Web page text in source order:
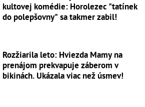
kultovej komédie: Horolezec "tatínek
do polepšovny" sa takmer zabil!
Rozžiarila leto: Hviezda Mamy na
prenájom prekvapuje záberom v
bikinách. Ukázala viac než úsmev!